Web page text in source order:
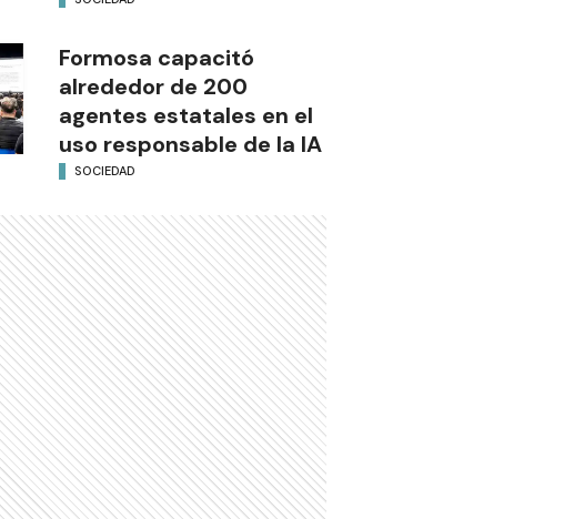
Formosa capacitó
alrededor de 200
agentes estatales en el
uso responsable de la IA
SOCIEDAD